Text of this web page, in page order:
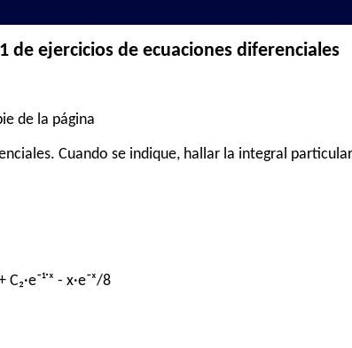
de ejercicios de ecuaciones diferenciales
de la página
Cuando se indique, hallar la integral
- x·e⁻ˣ/8